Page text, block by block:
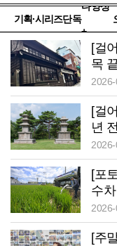
기획·시리즈단독
다양성
+
[걸
목
옥이
[걸
년
사
[포
수
2026-
[주